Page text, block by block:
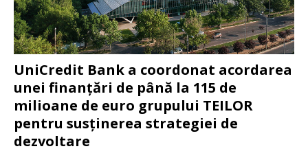
UniCredit Bank a coordonat acordarea
unei finanțări de până la 115 de
milioane de euro grupului TEILOR
pentru susținerea strategiei de
dezvoltare